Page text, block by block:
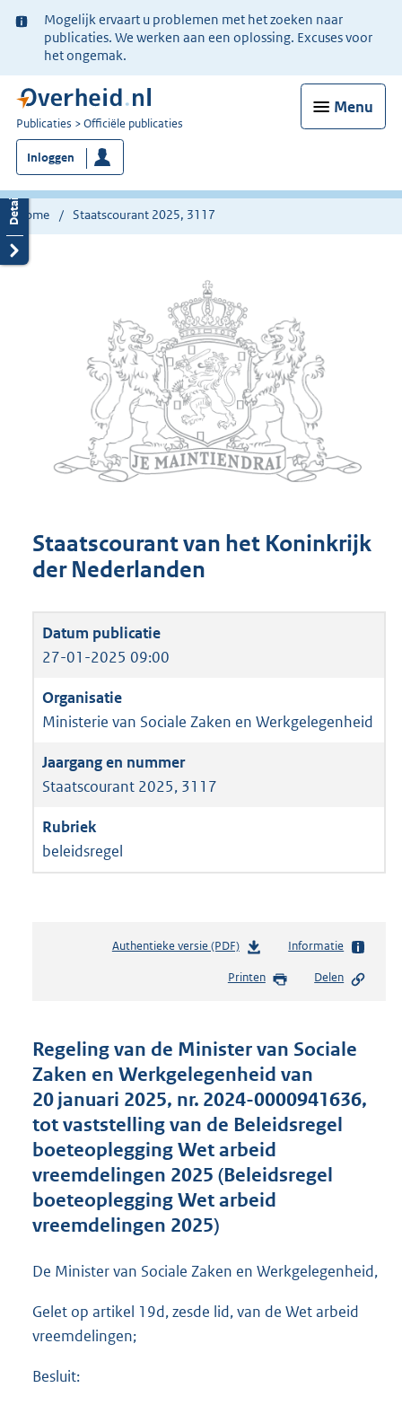
Ter
informatie:
Mogelijk ervaart u problemen met het zoeken naar
publicaties. We werken aan een oplossing. Excuses voor
het ongemak.
Menu
U
bent
nu
hier:
Publicaties Officiële publicaties
Inloggen
Home Staatscourant 2025, 3117
Staatscourant van het Koninkrijk
der Nederlanden
27-01-2025 09:00
Ministerie van Sociale Zaken en Werkgelegenheid
Staatscourant 2025, 3117
beleidsregel
Authentieke versie (PDF)b
s
d
s
g
r
o
o
t
t
e
,
Informatie
Printen Delen
Regeling van de Minister van Sociale
Zaken en Werkgelegenheid van
20 januari 2025, nr. 2024-0000941636,
tot vaststelling van de Beleidsregel
boeteoplegging Wet arbeid
vreemdelingen 2025 (Beleidsregel
boeteoplegging Wet arbeid
vreemdelingen 2025)
De Minister van Sociale Zaken en Werkgelegenheid,
Gelet op artikel 19d, zesde lid, van de Wet arbeid
vreemdelingen;
Besluit: